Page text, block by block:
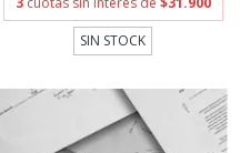
SIN STOCK